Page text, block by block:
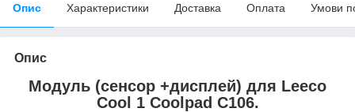
Опис Характеристики Доставка Оплата Умови
Опис
Модуль (сенсор +дисплей) для Leeco
Cool 1 Coolpad C106.